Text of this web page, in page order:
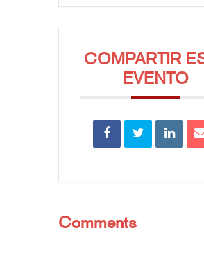
COMPARTIR
EVENTO
Comments